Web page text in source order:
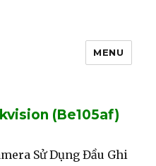
MENU
(Be105af)
Sử Dụng Đầu Ghi